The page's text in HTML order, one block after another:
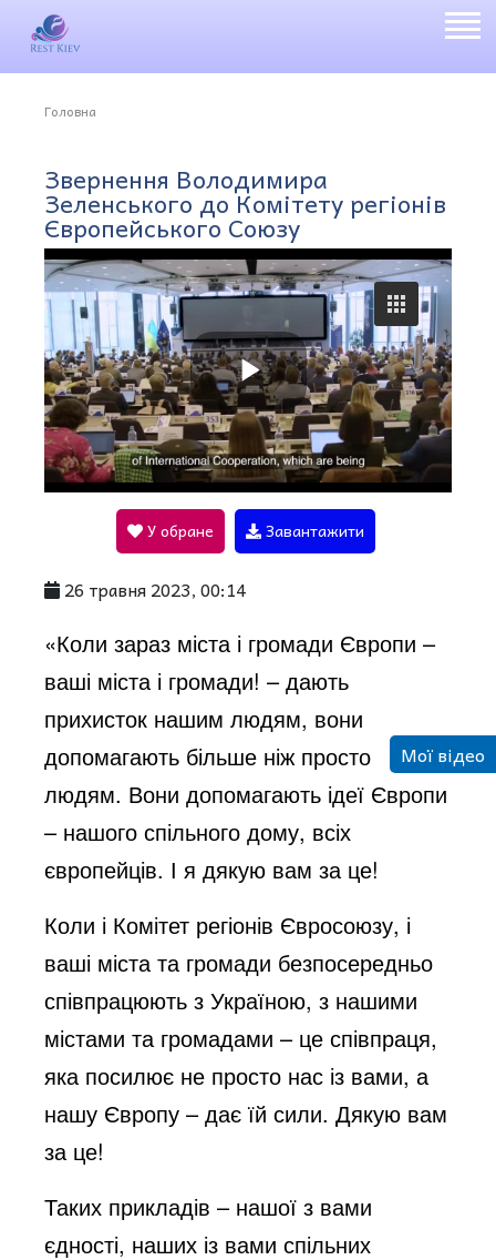
Головна
Звернення Володимира
Зеленського до Комітету регіонів
Європейського Союзу
P
l
a
y
V
i
d
e
o
У обране Завантажити
26 травня 2023, 00:14
«Коли зараз міста і громади Європи –
ваші міста і громади! – дають
прихисток нашим людям, вони
допомагають більше ніж просто
людям. Вони допомагають ідеї Європи
– нашого спільного дому, всіх
європейців. І я дякую вам за це!
Коли і Комітет регіонів Євросоюзу, і
ваші міста та громади безпосередньо
співпрацюють з Україною, з нашими
містами та громадами – це співпраця,
яка посилює не просто нас із вами, а
нашу Європу – дає їй сили. Дякую вам
за це!
Таких прикладів – нашої з вами
єдності, наших із вами спільних
Мої відео